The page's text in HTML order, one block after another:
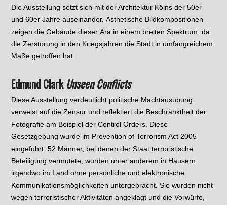
Die Ausstellung setzt sich mit der Architektur Kölns der 50er
und 60er Jahre auseinander. Ästhetische Bildkompositionen
zeigen die Gebäude dieser Ära in einem breiten Spektrum, da
die Zerstörung in den Kriegsjahren die Stadt in umfangreichem
Maße getroffen hat.
Edmund ClarkUnseen Conflicts
Diese Ausstellung verdeutlicht politische Machtausübung,
verweist auf die Zensur und reflektiert die Beschränktheit der
Fotografie am Beispiel der Control Orders. Diese
Gesetzgebung wurde im Prevention of Terrorism Act 2005
eingeführt. 52 Männer, bei denen der Staat terroristische
Beteiligung vermutete, wurden unter anderem in Häusern
irgendwo im Land ohne persönliche und elektronische
Kommunikationsmöglichkeiten untergebracht. Sie wurden nicht
wegen terroristischer Aktivitäten angeklagt und die Vorwürfe,